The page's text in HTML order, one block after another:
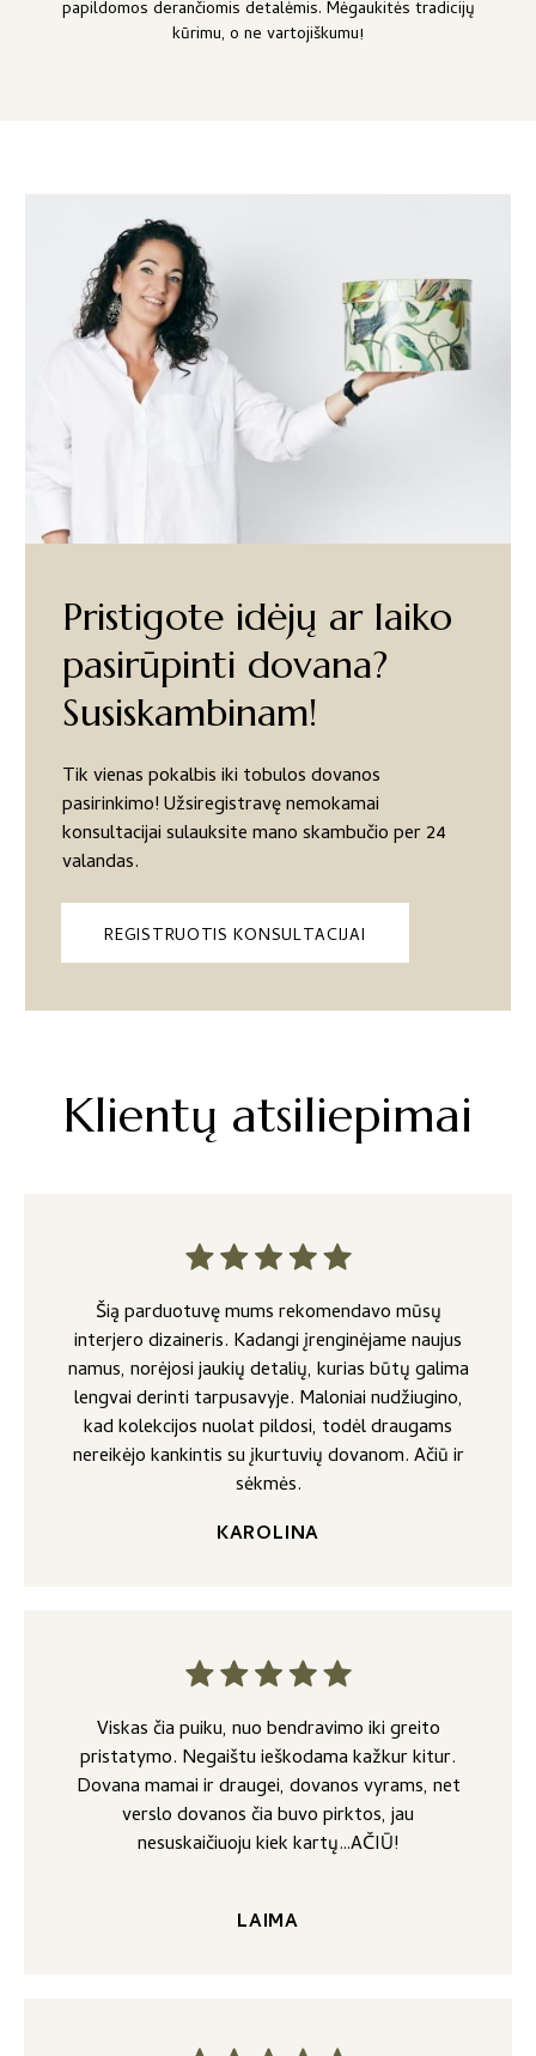
papildomos derančiomis detalėmis. Mėgaukitės tradicijų
kūrimu, o ne vartojiškumu!
Pristigote idėjų ar laiko
pasirūpinti dovana?
Susiskambinam!
Tik vienas pokalbis iki tobulos dovanos
pasirinkimo! Užsiregistravę nemokamai
konsultacijai sulauksite mano skambučio per 24
valandas.
REGISTRUOTIS KONSULTACIJAI
Klientų atsiliepimai
Šią parduotuvę mums rekomendavo mūsų
interjero dizaineris. Kadangi įrenginėjame naujus
namus, norėjosi jaukių detalių, kurias būtų galima
lengvai derinti tarpusavyje. Maloniai nudžiugino,
kad kolekcijos nuolat pildosi, todėl draugams
nereikėjo kankintis su įkurtuvių dovanom. Ačiū ir
sėkmės.
KAROLINA
Viskas čia puiku, nuo bendravimo iki greito
pristatymo. Negaištu ieškodama kažkur kitur.
Dovana mamai ir draugei, dovanos vyrams, net
verslo dovanos čia buvo pirktos, jau
nesuskaičiuoju kiek kartų…AČIŪ!
LAIMA